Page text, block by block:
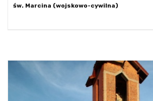
św. Marcina (wojskowo-cywilna)